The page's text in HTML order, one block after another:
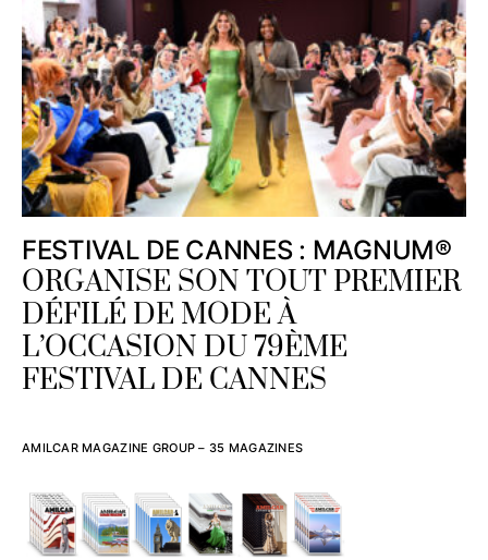
FESTIVAL DE CANNES : MAGNUM®
ORGANISE SON TOUT PREMIER
DÉFILÉ DE MODE À
L’OCCASION DU 79ÈME
FESTIVAL DE CANNES
AMILCAR MAGAZINE GROUP – 35 MAGAZINES